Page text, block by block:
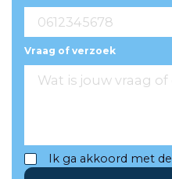
Vraag of verzoek
Ik ga akkoord met de